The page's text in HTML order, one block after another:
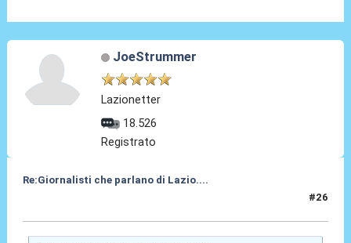
JoeStrummer
Lazionetter
18.526
Registrato
Re:Giornalisti che parlano di Lazio....
#26